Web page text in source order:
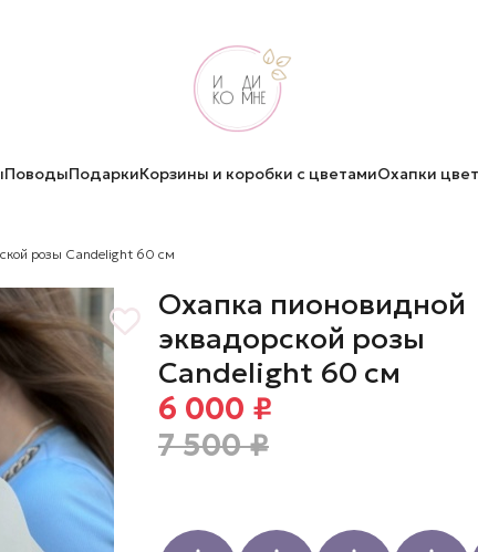
ПоводыПодаркиКорзины и коробки с цветамиОхапки
розы Candelight 60 см
Охапка пионовидной
эквадорской розы
Candelight 60 см
6 000 ₽
7 500 ₽